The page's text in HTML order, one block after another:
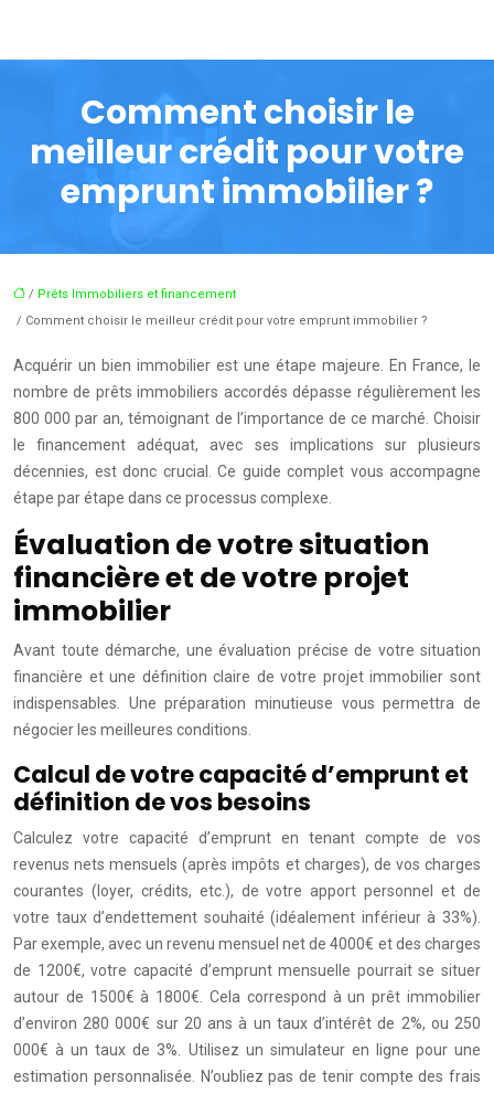
Comment choisir le
meilleur crédit pour votre
emprunt immobilier ?
/ Prêts Immobiliers et financement
/ Comment choisir le meilleur crédit pour votre emprunt immobilier ?
Acquérir un bien immobilier est une étape majeure. En France, le
nombre de prêts immobiliers accordés dépasse régulièrement les
800 000 par an, témoignant de l’importance de ce marché. Choisir
le financement adéquat, avec ses implications sur plusieurs
décennies, est donc crucial. Ce guide complet vous accompagne
étape par étape dans ce processus complexe.
Évaluation de votre situation
financière et de votre projet
immobilier
Avant toute démarche, une évaluation précise de votre situation
financière et une définition claire de votre projet immobilier sont
indispensables. Une préparation minutieuse vous permettra de
négocier les meilleures conditions.
Calcul de votre capacité d’emprunt et
définition de vos besoins
Calculez votre capacité d’emprunt en tenant compte de vos
revenus nets mensuels (après impôts et charges), de vos charges
courantes (loyer, crédits, etc.), de votre apport personnel et de
votre taux d’endettement souhaité (idéalement inférieur à 33%).
Par exemple, avec un revenu mensuel net de 4000€ et des charges
de 1200€, votre capacité d’emprunt mensuelle pourrait se situer
autour de 1500€ à 1800€. Cela correspond à un prêt immobilier
d’environ 280 000€ sur 20 ans à un taux d’intérêt de 2%, ou 250
000€ à un taux de 3%. Utilisez un simulateur en ligne pour une
estimation personnalisée. N’oubliez pas de tenir compte des frais